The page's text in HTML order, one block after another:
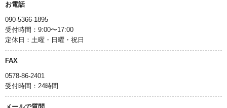
お電話
090-5366-1895
受付時間：9:00〜17:00
定休日：土曜・日曜・祝日
FAX
0578-86-2401
受付時間：24時間